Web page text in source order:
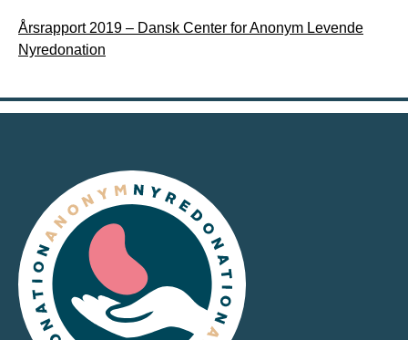
Årsrapport 2019 – Dansk Center for Anonym Levende
Nyredonation